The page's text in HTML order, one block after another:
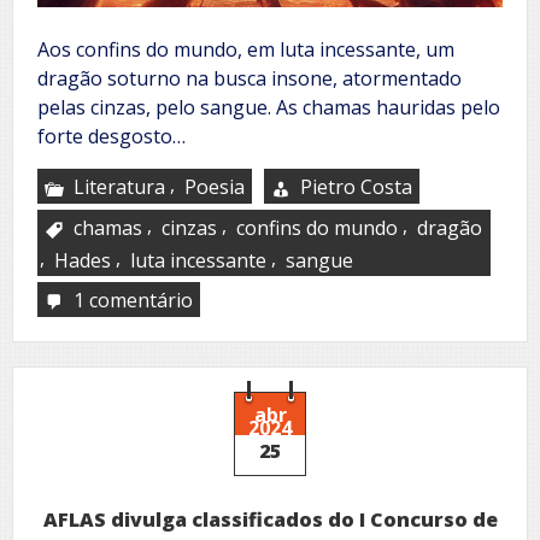
Aos confins do mundo, em luta incessante, um
dragão soturno na busca insone, atormentado
pelas cinzas, pelo sangue. As chamas hauridas pelo
forte desgosto…
Literatura , Poesia
Pietro Costa
chamas , cinzas , confins do mundo , dragão
, Hades , luta incessante , sangue
1 comentário
partidas
abr
2024
25
AFLAS divulga classificados do I Concurso de